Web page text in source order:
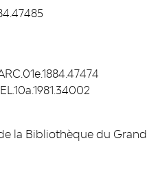
la Bibliothèque du Grand